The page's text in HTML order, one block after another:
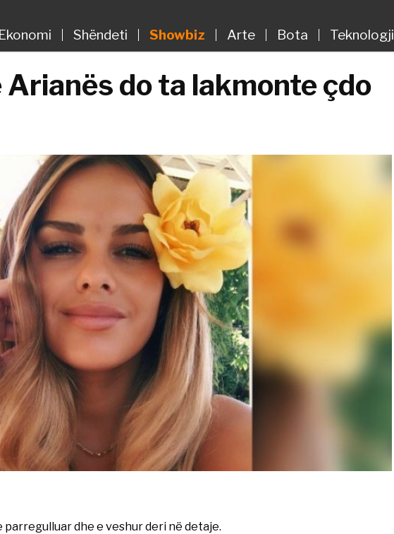
Ekonomi Shëndeti Showbiz Arte Bota Teknologji
do ta lakmonte çdo
dhe e veshur deri në detaje.